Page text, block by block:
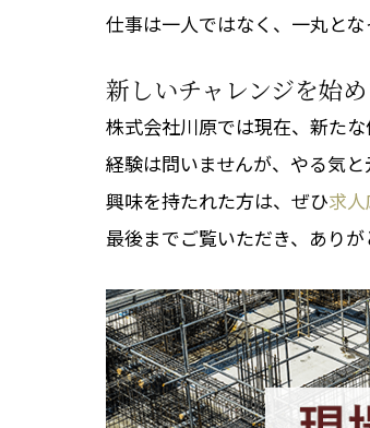
仕事は一人ではなく、一丸と
新しいチャレンジを始
株式会社川原では現在、新たな
経験は問いませんが、やる気と
興味を持たれた方は、ぜひ求
最後までご覧いただき、ありが